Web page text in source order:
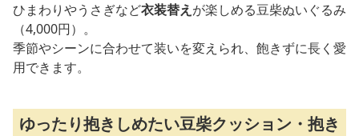
ひまわりやうさぎなど衣装替えが楽しめる豆柴ぬいぐるみ
（4,000円）。
季節やシーンに合わせて装いを変えられ、飽きずに長く愛
用できます。
ゆったり抱きしめたい豆柴クッション・抱き